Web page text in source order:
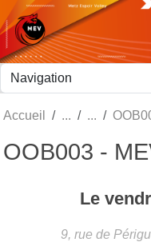
Accueil
OOB003 -
Le
9, rue de
Panneau de gestion des